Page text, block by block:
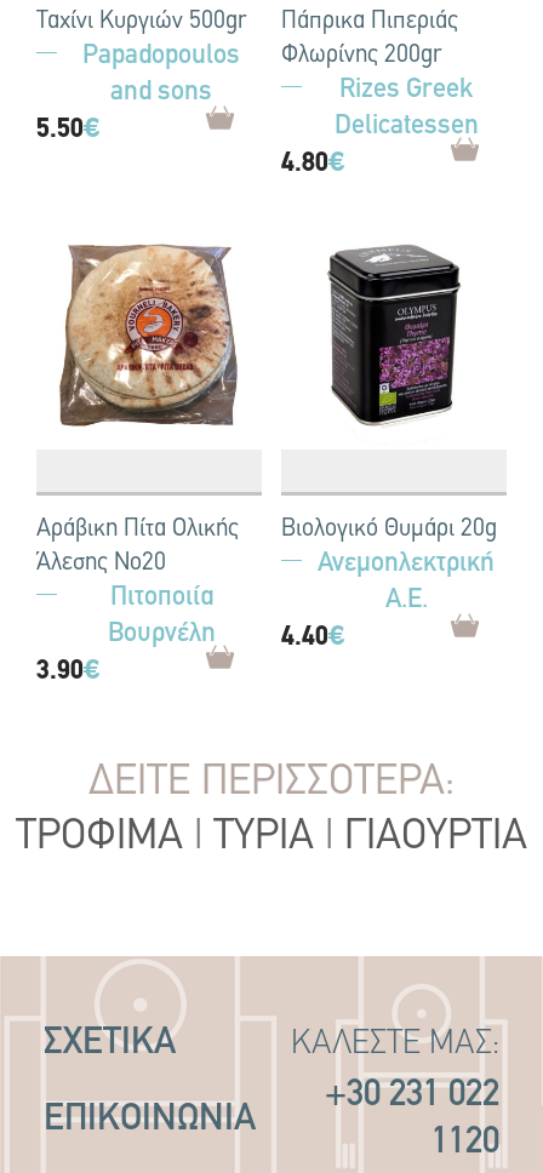
Ταχίνι Κυργιών 500gr
Papadopoulos
and sons
5.50€
Πάπρικα Πιπεριάς
Φλωρίνης 200gr
Rizes Greek
Delicatessen
4.80€
Αράβικη Πίτα Ολικής
Άλεσης Νο20
Πιτοποιία
Βουρνέλη
3.90€
Βιολογικό Θυμάρι 20g
Ανεμοηλεκτρική
Α.Ε.
4.40€
ΔΕΙΤΕ ΠΕΡΙΣΣΟΤΕΡΑ:
ΤΡΟΦΙΜΑ | ΤΥΡΙΑ | ΓΙΑΟΥΡΤΙΑ
ΣΧΕΤΙΚΑ
ΕΠΙΚΟΙΝΩΝΙΑ
ΚΑΛΕΣΤΕ ΜΑΣ:
+30 231 022
1120